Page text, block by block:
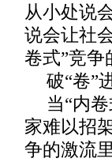
从小处说
说会让社
卷式”竞
破“卷”
当“内
家难以招
争的激流